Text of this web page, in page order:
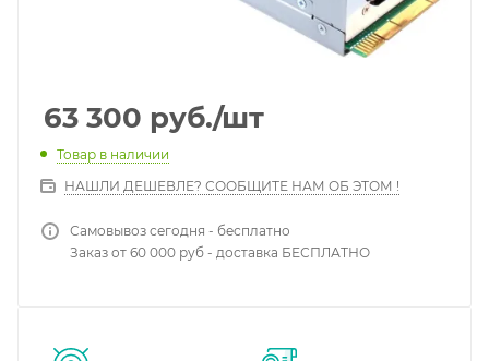
63 300 руб./шт
Товар в наличии
НАШЛИ ДЕШЕВЛЕ? СООБЩИТЕ НАМ ОБ ЭТОМ !
Самовывоз сегодня - бесплатно
Заказ от 60 000 руб - доставка БЕСПЛАТНО